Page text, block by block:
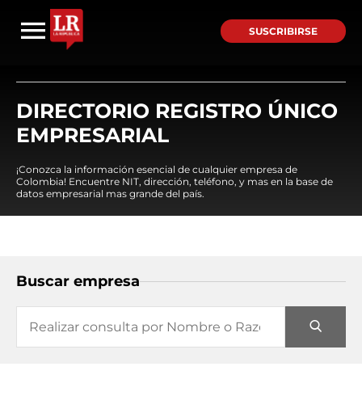
SUSCRIBIRSE
DIRECTORIO REGISTRO ÚNICO
EMPRESARIAL
¡Conozca la información esencial de cualquier empresa de
Colombia! Encuentre NIT, dirección, teléfono, y mas en la base de
datos empresarial mas grande del país.
Buscar empresa